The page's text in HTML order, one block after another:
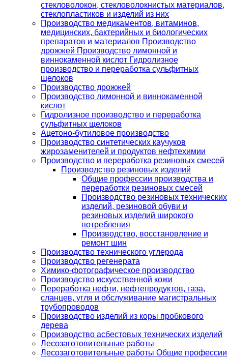
стекловолокон, стекловолокнистых материалов,
стеклопластиков и изделий из них
Производство медикаментов, витаминов,
медицинских, бактерийных и биологических
препаратов и материалов Производство
дрожжей Производство лимонной и
виннокаменной кислот Гидролизное
производство и переработка сульфитных
щелоков
Производство дрожжей
Производство лимонной и виннокаменной
кислот
Гидролизное производство и переработка
сульфитных щелоков
Ацетоно-бутиловое производство
Производство синтетических каучуков
жирозаменителей и продуктов нефтехимии
Производство и переработка резиновых смесей
Производство резиновых изделий
Общие профессии производства и
переработки резиновых смесей
Производство резиновых технических
изделий, резиновой обуви и
резиновых изделий широкого
потребления
Производство, восстановление и
ремонт шин
Производство технического углерода
Производство регенерата
Химико-фотографическое производство
Производство искусственной кожи
Переработка нефти, нефтепродуктов, газа,
сланцев, угля и обслуживание магистральных
трубопроводов
Производство изделий из коры пробкового
дерева
Производство асбестовых технических изделий
Лесозаготовительные работы
Лесозаготовительные работы Общие профессии